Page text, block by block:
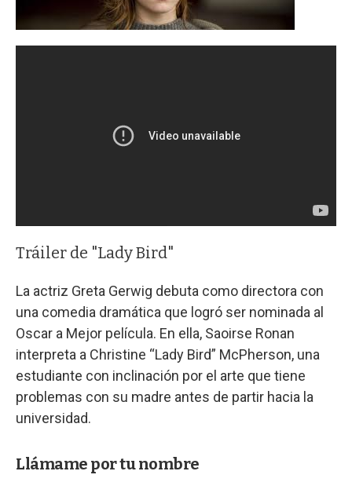
Tráiler de "Lady Bird"
La actriz Greta Gerwig debuta como directora con
una comedia dramática que logró ser nominada al
Oscar a Mejor película. En ella, Saoirse Ronan
interpreta a Christine “Lady Bird” McPherson, una
estudiante con inclinación por el arte que tiene
problemas con su madre antes de partir hacia la
universidad.
Llámame por tu nombre